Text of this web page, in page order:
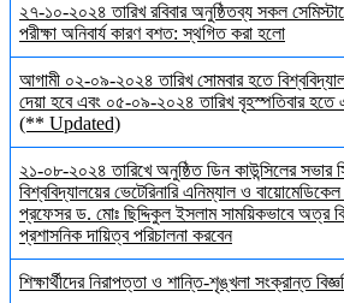
২৭-১০-২০২৪ তারিখ রবিবার অনুষ্ঠিতব্য সকল
পরীক্ষা অনিবার্য কারণ বশত: স্থগিত করা হলো
আগামী ০২-০৯-২০২৪ তারিখ সোমবার হতে
দেয়া হবে এবং ০৫-০৯-২০২৪ তারিখ বৃহস্পতিবার হতে
(** Updated)
২১-০৮-২০২৪ তারিখে অনুষ্ঠিত ডিন কাউন্সিলের সভার
বিশ্ববিদ্যালয়ের ভেটেরিনারি এনিম্যাল ও
প্রফেসর ড. মোঃ ছিদ্দিকুল ইসলাম সাময়িকভাবে অত্র
প্রশাসনিক দায়িত্ব পরিচালনা করবেন
শিক্ষার্থীদের নিরাপত্তা ও শান্তি-শৃঙ্খলা সংক্রান্ত